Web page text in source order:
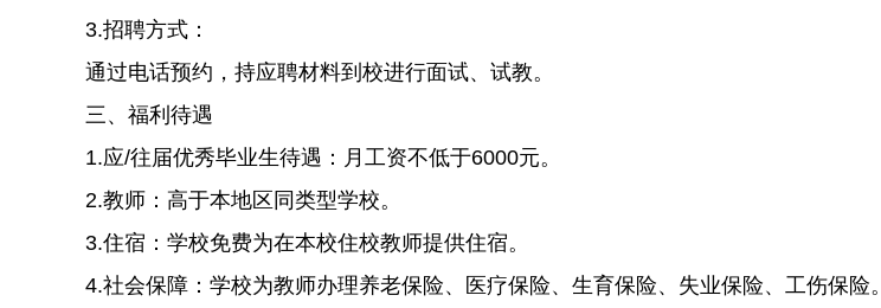
3.招聘方式：
通过电话预约，持应聘材料到校进行面试、试教。
三、福利待遇
1.应/往届优秀毕业生待遇：月工资不低于6000元。
2.教师：高于本地区同类型学校。
3.住宿：学校免费为在本校住校教师提供住宿。
4.社会保障：学校为教师办理养老保险、医疗保险、生育保险、失业保险、工伤保险。